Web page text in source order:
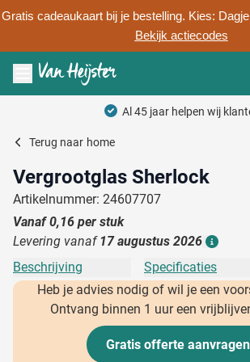
Gratis cadeaukaart bij je bestelling. Kies: Dagje
Bekijk actiecodes
Ga naar de inhoud
Menu openen
Al 45 jaar helpen wij
Terug naar home
Vergrootglas Sherlock
Artikelnummer: 24607707
Vanaf0,16 per stuk
Levering vanaf 17 augustus 2026
Beschrijving Specificaties
Heb je advies nodig of wil je een
Ontvang binnen 1 uur een
Gratis offerte aanvragen